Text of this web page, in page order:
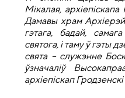
Мікалая,
Дамавы храм
гэтага, бадай,
святога, і таму ў гэты
свята – служэнне
ўзначаліў
архіепіскап